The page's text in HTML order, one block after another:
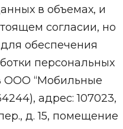
в объемах, и
согласии, но
обеспечения
персональных
ООО “Мобильные
адрес: 107023,
д. 15, помещение